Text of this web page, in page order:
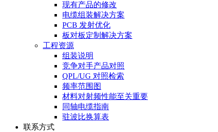
现有产品的修改
电缆组装解决方案
PCB 发射优化
板对板定制解决方案
工程资源
组装说明
竞争对手产品对照
QPL/UG 对照检索
频率范围图
材料对射频性能至关重要
同轴电缆指南
驻波比换算表
联系方式